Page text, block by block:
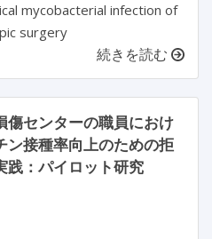
mycobacterial infection of
surgery
続きを読む
傷センターの職員におけ
ン接種率向上のための拒
践：パイロット研究